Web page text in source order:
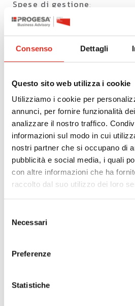
Consenso Dettagli
Questo sito web utilizza i cookie
Utilizziamo i cookie per
annunci, per fornire funzionalità
analizzare il nostro traffico.
informazioni sul modo in cui
nostri partner che si occupano di
pubblicità e social media, i quali
con altre informazioni che ha
raccolto dal suo utilizzo dei loro
delNecessari
Preferenze
Statistiche
Spese di gestione:
personale dipendente e
licenze e diritti per titoli di
servizi di accelerazione;
Progetti ammissibili di importo
e massimo 1,5 milioni di euro, per
e/o per costi di gestione.
Le spese devono essere
presentazione della domanda ed
successivi alla stipula del
Nei limiti del 20% delle spese
essere coperte le esigenze di
connesse al sostenimento di
AGEVOLAZIONE
tasso zero con
mesi di
nel caso in cui la startup